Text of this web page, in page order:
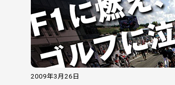
2009年3月26日